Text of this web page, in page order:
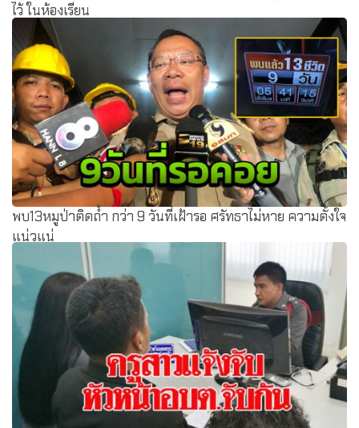
ไว้ ในห้องเรียน
พบ13หมูป่าติดถ้ำ กว่า 9 วันที่เฝ้ารอ ศรัทธาไม่หาย ความตั้งใจ
แน่วแน่